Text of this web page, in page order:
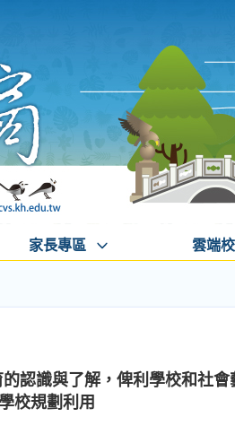
家長專區 雲端
認識與了解，俾利學校和社會
校規劃利用